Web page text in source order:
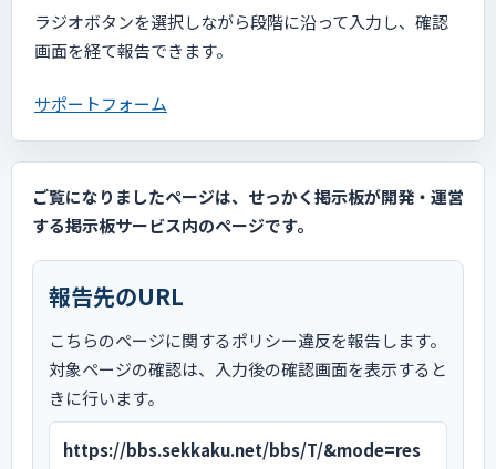
ラジオボタンを選択しながら段階に沿って入力し、確認
画面を経て報告できます。
サポートフォーム
ご覧になりましたページは、せっかく掲示板が開発・運営
する掲示板サービス内のページです。
報告先のURL
こちらのページに関するポリシー違反を報告します。
対象ページの確認は、入力後の確認画面を表示すると
きに行います。
https://bbs.sekkaku.net/bbs/T/&mode=res